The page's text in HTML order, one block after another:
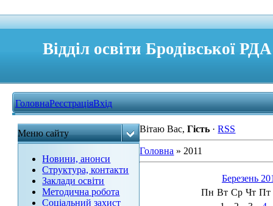
Відділ освіти Бродівської РДА
ГоловнаРеєстраціяВхід
Меню сайту
Новини, анонси
Структура, контакти
Заклади освіти
Методична робота
Соціальний захист
Вітаю Вас,Гість ·RSS
Головна » 2011
Березень
Пн Вт Ср Чт Пт